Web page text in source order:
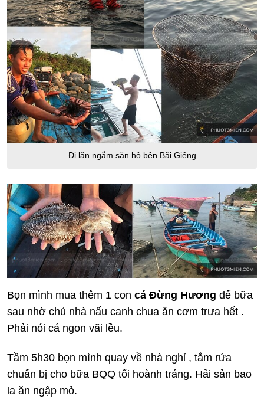
Đi lặn ngắm săn hô bên Bãi Giếng
Bọn mình mua thêm 1 con cá Đừng Hương để bữa
sau nhờ chủ nhà nấu canh chua ăn cơm trưa hết .
Phải nói cá ngon vãi lều.
Tầm 5h30 bọn mình quay về nhà nghỉ , tắm rửa
chuẩn bị cho bữa BQQ tối hoành tráng. Hải sản bao
la ăn ngập mỏ.